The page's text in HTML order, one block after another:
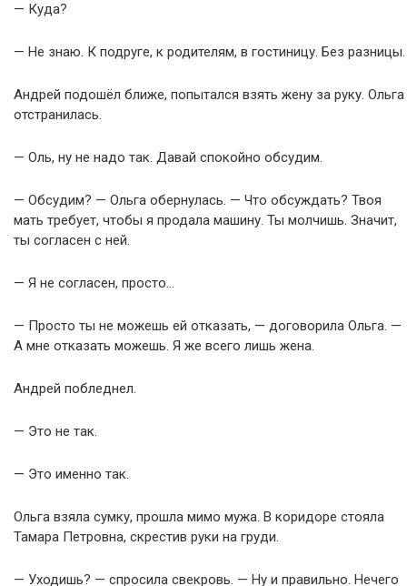
— Куда?
— Не знаю. К подруге, к родителям, в гостиницу. Без разницы.
Андрей подошёл ближе, попытался взять жену за руку. Ольга
отстранилась.
— Оль, ну не надо так. Давай спокойно обсудим.
— Обсудим? — Ольга обернулась. — Что обсуждать? Твоя
мать требует, чтобы я продала машину. Ты молчишь. Значит,
ты согласен с ней.
— Я не согласен, просто…
— Просто ты не можешь ей отказать, — договорила Ольга. —
А мне отказать можешь. Я же всего лишь жена.
Андрей побледнел.
— Это не так.
— Это именно так.
Ольга взяла сумку, прошла мимо мужа. В коридоре стояла
Тамара Петровна, скрестив руки на груди.
— Уходишь? — спросила свекровь. — Ну и правильно. Нечего